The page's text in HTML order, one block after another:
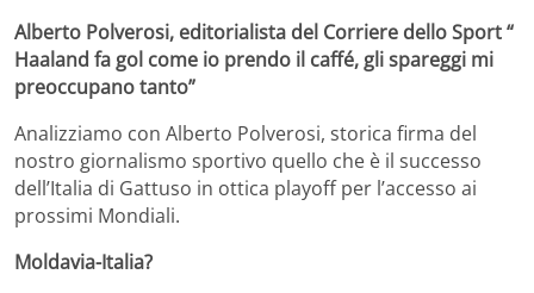
Alberto Polverosi, editorialista del Corriere dello Sport “
Haaland fa gol come io prendo il caffé, gli spareggi mi
preoccupano tanto”
Analizziamo con Alberto Polverosi, storica firma del
nostro giornalismo sportivo quello che è il successo
dell’Italia di Gattuso in ottica playoff per l’accesso ai
prossimi Mondiali.
Moldavia-Italia?